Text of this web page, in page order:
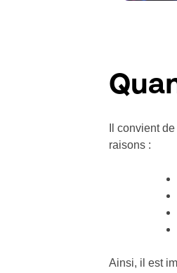
Il convient
raisons :
Ainsi, il est